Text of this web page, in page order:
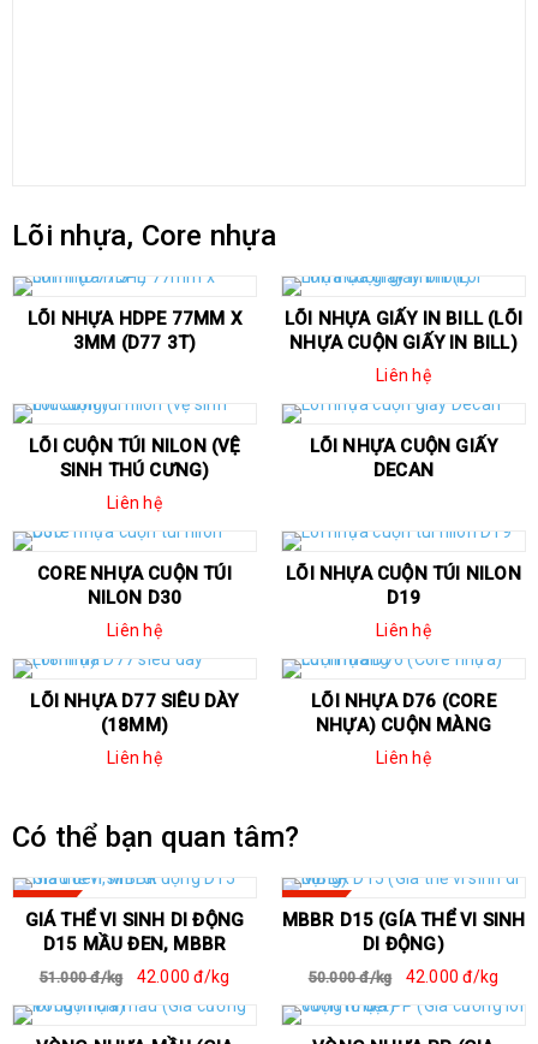
Lõi nhựa, Core nhựa
LÕI NHỰA HDPE 77MM X
3MM (D77 3T)
LÕI NHỰA GIẤY IN BILL (LÕI
NHỰA CUỘN GIẤY IN BILL)
Liên hệ
LÕI CUỘN TÚI NILON (VỆ
SINH THÚ CƯNG)
Liên hệ
LÕI NHỰA CUỘN GIẤY
DECAN
CORE NHỰA CUỘN TÚI
NILON D30
Liên hệ
LÕI NHỰA CUỘN TÚI NILON
D19
Liên hệ
LÕI NHỰA D77 SIÊU DÀY
(18MM)
Liên hệ
LÕI NHỰA D76 (CORE
NHỰA) CUỘN MÀNG
Liên hệ
Có thể bạn quan tâm?
SALE
GIÁ THỂ VI SINH DI ĐỘNG
D15 MẦU ĐEN, MBBR
51.000 đ/kg 42.000 đ/kg
MBBR D15 (GÍA THỂ VI SINH
DI ĐỘNG)
50.000 đ/kg 42.000 đ/kg